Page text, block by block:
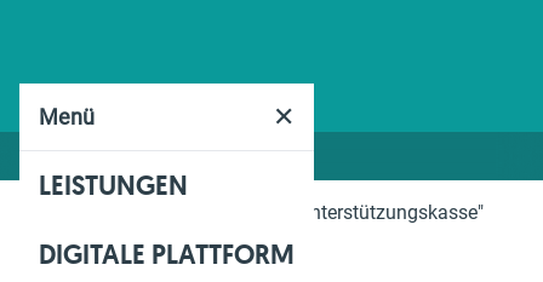
Menü ✕
LEISTUNGEN
DIGITALE PLATTFORM
"Unterstützungskasse"